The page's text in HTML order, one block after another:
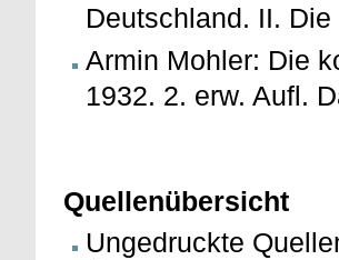
Deutschland. II.
Armin Mohler: Die
1932. 2. erw. Aufl.
Quellenübersicht
Ungedruckte